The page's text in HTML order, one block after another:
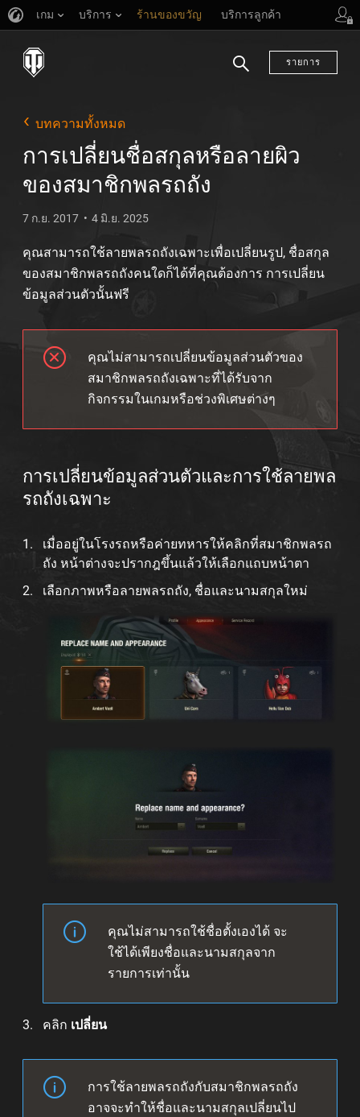
เกม บริการ ร้านของขวัญ บริการลูกค้า
รายการ
บทความทั้งหมด
การเปลี่ยนชื่อสกุลหรือลายผิว
ของสมาชิกพลรถถัง
7 ก.ย. 2017 4 มิ.ย. 2025
คุณสามารถใช้ลายพลรถถังเฉพาะเพื่อเปลี่ยนรูป, ชื่อสกุล
ของสมาชิกพลรถถังคนใดก็ได้ที่คุณต้องการ การเปลี่ยน
ข้อมูลส่วนตัวนั้นฟรี
คุณไม่สามารถเปลี่ยนข้อมูลส่วนตัวของ
สมาชิกพลรถถังเฉพาะที่ได้รับจาก
กิจกรรมในเกมหรือช่วงพิเศษต่างๆ
การเปลี่ยนข้อมูลส่วนตัวและการใช้ลายพล
รถถังเฉพาะ
เมื่ออยู่ในโรงรถหรือค่ายทหารให้คลิกที่สมาชิกพลรถ
ถัง หน้าต่างจะปรากฎขึ้นแล้วให้เลือกแถบหน้าตา
เลือกภาพหรือลายพลรถถัง, ชื่อและนามสกุลใหม่
คุณไม่สามารถใช้ชื่อตั้งเองได้ จะ
ใช้ได้เพียงชื่อและนามสกุลจาก
รายการเท่านั้น
คลิก เปลี่ยน
การใช้ลายพลรถถังกับสมาชิกพลรถถัง
อาจจะทำให้ชื่อและนามสกุลเปลี่ยนไป